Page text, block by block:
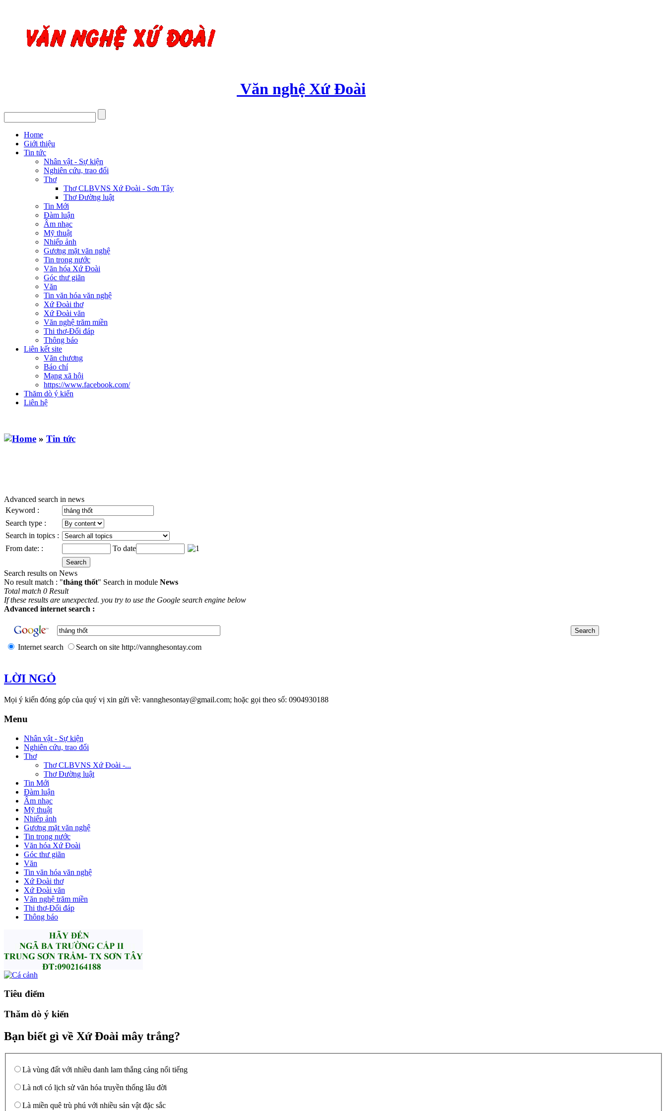
Văn nghệ Xứ Đoài
Home
Giới thiệu
Tin tức
Nhân vật - Sự kiện
Nghiên cứu, trao đổi
Thơ
Thơ CLBVNS Xứ Đoài - Sơn Tây
Thơ Đường luật
Tin Mới
Đàm luận
Âm nhạc
Mỹ thuật
Nhiếp ảnh
Gương mặt văn nghệ
Tin trong nước
Văn hóa Xứ Đoài
Góc thư giãn
Văn
Tin văn hóa văn nghệ
Xứ Đoài thơ
Xứ Đoài văn
Văn nghệ trăm miền
Thi thơ-Đối đáp
Thông báo
Liên kết site
Văn chương
Báo chí
Mạng xã hội
https://www.facebook.com/
Thăm dò ý kiến
Liên hệ
» Tin tức
Advanced search in news
Keyword :
Search type :
Search in topics :
From date: :
To date
Search results on News
No result match : "thảng thốt" Search in module News
Total match 0 Result
If these results are unexpected. you try to use the Google search engine below
Advanced internet search :
Internet search Search on site http://vannghesontay.com
LỜI NGỎ
Mọi ý kiến đóng góp của quý vị xin gửi về: vannghesontay@gmail.com; hoặc gọi theo số: 0904930188
Menu
Nhân vật - Sự kiện
Nghiên cứu, trao đổi
Thơ
Thơ CLBVNS Xứ Đoài -...
Thơ Đường luật
Tin Mới
Đàm luận
Âm nhạc
Mỹ thuật
Nhiếp ảnh
Gương mặt văn nghệ
Tin trong nước
Văn hóa Xứ Đoài
Góc thư giãn
Văn
Tin văn hóa văn nghệ
Xứ Đoài thơ
Xứ Đoài văn
Văn nghệ trăm miền
Thi thơ-Đối đáp
Thông báo
Tiêu điểm
Thăm dò ý kiến
Bạn biết gì về Xứ Đoài mây trắng?
Là vùng đất với nhiều danh lam thắng cảng nổi tiếng
Là nơi có lịch sử văn hóa truyền thống lâu đời
Là miền quê trù phú với nhiều sản vật đặc sắc